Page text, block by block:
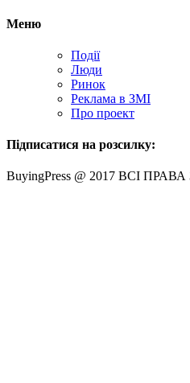
Меню
Події
Люди
Ринок
Реклама в ЗМІ
Про проект
Підписатися на розсилку:
BuyingPress @ 2017 ВСІ